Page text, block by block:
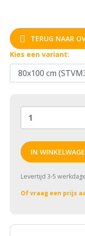
TERUG NAAR
Kies een variant:
IN
Levertijd 3-5
Of vraag een prijs